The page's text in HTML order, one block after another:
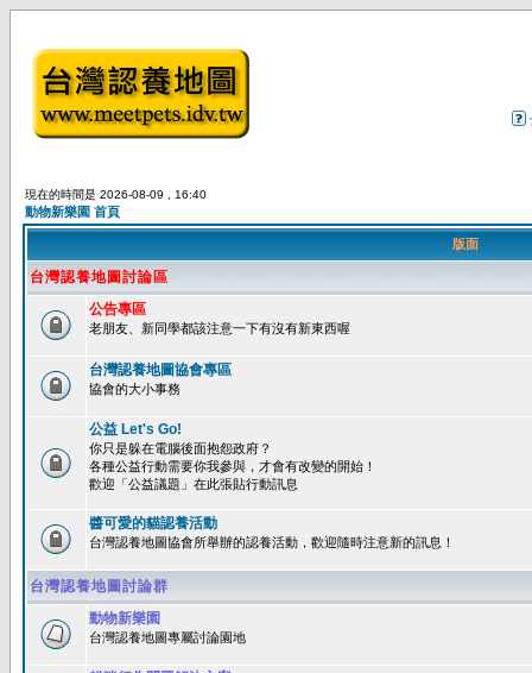
現在的時間是 2026-08-09 , 16:40
動物新樂園 首頁
版面
台灣認養地圖討論區
公告專區
老朋友、新同學都該注意一下有沒有新東西喔
台灣認養地圖協會專區
協會的大小事務
公益 Let's Go!
你只是躲在電腦後面抱怨政府？
各種公益行動需要你我參與，才會有改變的開始！
歡迎「公益議題」在此張貼行動訊息
醬可愛的貓認養活動
台灣認養地圖協會所舉辦的認養活動，歡迎隨時注意新的訊息！
台灣認養地圖討論群
動物新樂園
台灣認養地圖專屬討論園地